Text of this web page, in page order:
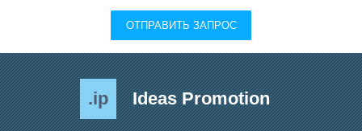
ОТПРАВИТЬ ЗАПРОС
.ip Ideas Promotion